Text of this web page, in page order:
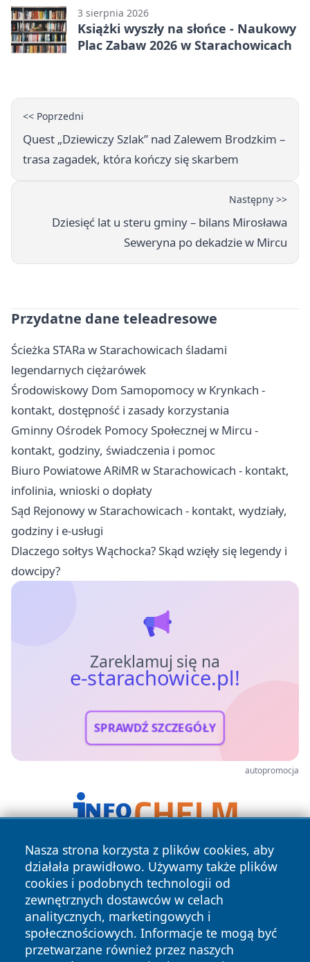
3 sierpnia 2026
Książki wyszły na słońce - Naukowy
Plac Zabaw 2026 w Starachowicach
<< Poprzedni
Quest „Dziewiczy Szlak” nad Zalewem Brodzkim –
trasa zagadek, która kończy się skarbem
Następny >>
Dziesięć lat u steru gminy – bilans Mirosława
Seweryna po dekadzie w Mircu
Przydatne dane teleadresowe
Ścieżka STARa w Starachowicach śladami
legendarnych ciężarówek
Środowiskowy Dom Samopomocy w Krynkach -
kontakt, dostępność i zasady korzystania
Gminny Ośrodek Pomocy Społecznej w Mircu -
kontakt, godziny, świadczenia i pomoc
Biuro Powiatowe ARiMR w Starachowicach - kontakt,
infolinia, wnioski o dopłaty
Sąd Rejonowy w Starachowicach - kontakt, wydziały,
godziny i e-usługi
Dlaczego sołtys Wąchocka? Skąd wzięły się legendy i
dowcipy?
Zareklamuj się na
e-starachowice.pl!
SPRAWDŹ SZCZEGÓŁY
autopromocja
Nasza strona korzysta z plików cookies, aby
działała prawidłowo. Używamy także plików
cookies i podobnych technologii od
zewnętrznych dostawców w celach
analitycznych, marketingowych i
społecznościowych. Informacje te mogą być
przetwarzane również przez naszych
Copyright © 2026 e-starachowice.pl Wszystkie prawa
zastrzeżone.